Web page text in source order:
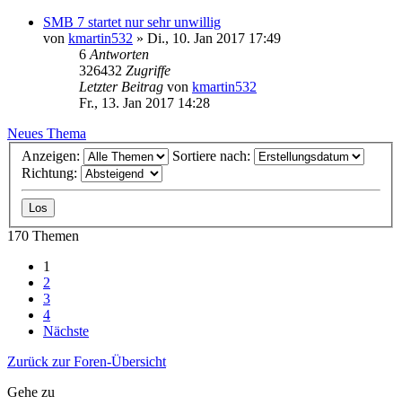
SMB 7 startet nur sehr unwillig
von kmartin532 » Di., 10. Jan 2017 17:49
6 Antworten
326432 Zugriffe
Letzter Beitrag von kmartin532
Fr., 13. Jan 2017 14:28
Neues Thema
Anzeigen:
Sortiere nach:
Richtung:
170 Themen
1
2
3
4
Nächste
Zurück zur Foren-Übersicht
Gehe zu